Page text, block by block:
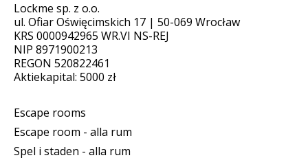
Lockme sp. z o.o.
ul. Ofiar Oświęcimskich 17 | 50-069 Wrocław
KRS 0000942965 WR.VI NS-REJ
NIP 8971900213
REGON 520822461
Aktiekapital: 5000 zł
Escape rooms
Escape room - alla rum
Spel i staden - alla rum